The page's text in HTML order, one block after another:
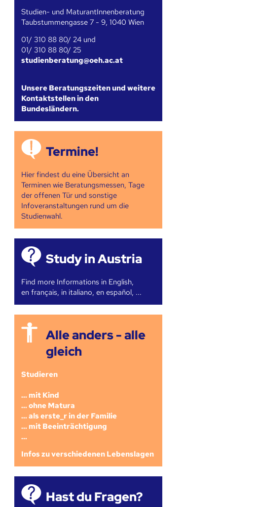
Studien- und MaturantInnenberatung
Taubstummengasse 7 - 9, 1040 Wien
01/ 310 88 80/ 24 und
01/ 310 88 80/ 25
studienberatung@oeh.ac.at
Unsere Beratungszeiten und weitere
Kontaktstellen in den
Bundesländern.
Termine!
Hier findest du eine Übersicht an
Terminen wie Beratungsmessen, Tage
der offenen Tür und sonstige
Infoveranstaltungen rund um die
Studienwahl.
Study in Austria
Find more Informations in English,
en français, in italiano, en español, ...
Alle anders - alle
gleich
Studieren
... mit Kind
... ohne Matura
... als erste_r in der Familie
... mit Beeinträchtigung
...
Infos zu verschiedenen Lebenslagen
Hast du Fragen?